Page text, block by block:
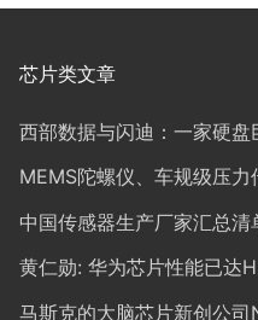
芯片类文章
西部数据与闪迪：一家硬盘
MEMS陀螺仪、车规级压
中国传感器生产厂家汇总清
黄仁勋: 华为芯片性能已达
马斯克的大脑芯片新创公